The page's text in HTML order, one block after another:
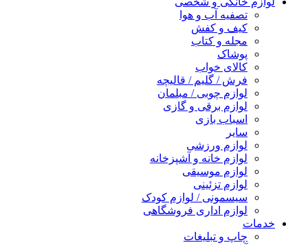
تصفیه آب و هوا
کیف و کفش
مجله و کتاب
پوشاک
کالای خواب
فرش / گلیم / قالیچه
لوازم چوبی / مبلمان
لوازم برقی و گازی
اسباب بازی
سایر
لوازم ورزشی
لوازم خانه و آشپزخانه
لوازم موسیقی
لوازم تزئینی
سیسمونی / لوازم کودک
لوازم اداری فروشگاهی
خدمات
چاپ و تبلیغات